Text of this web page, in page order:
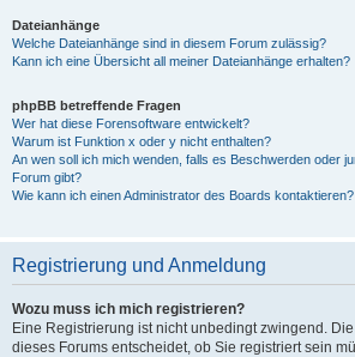
Dateianhänge
Welche Dateianhänge sind in diesem Forum zulässig?
Kann ich eine Übersicht all meiner Dateianhänge erhalten?
phpBB betreffende Fragen
Wer hat diese Forensoftware entwickelt?
Warum ist Funktion x oder y nicht enthalten?
An wen soll ich mich wenden, falls es Beschwerden oder
Forum gibt?
Wie kann ich einen Administrator des Boards kontaktieren?
Registrierung und Anmeldung
Wozu muss ich mich registrieren?
Eine Registrierung ist nicht unbedingt zwingend.
dieses Forums entscheidet, ob Sie registriert sein